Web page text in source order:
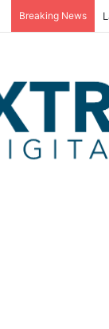
Breaking News